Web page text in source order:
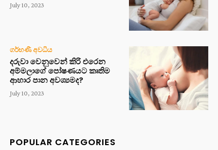
July 10, 2023
ගර්භණී අවධිය
දරුවා වෙනුවෙන් කිරි එරෙන
අම්මලාගේ පෝෂණයට කෘතිම
ආහාර පාන අවශ්‍යමද?
July 10, 2023
POPULAR CATEGORIES